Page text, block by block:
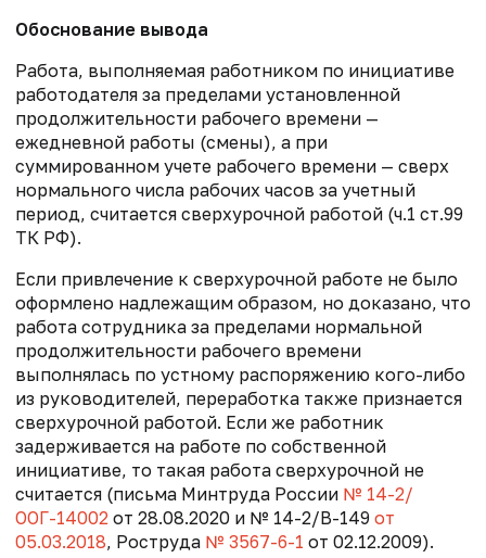
Обоснование вывода
Работа, выполняемая работником по инициативе
работодателя за пределами установленной
продолжительности рабочего времени —
ежедневной работы (смены), а при
суммированном учете рабочего времени — сверх
нормального числа рабочих часов за учетный
период, считается сверхурочной работой (ч.1 ст.99
ТК РФ).
Если привлечение к сверхурочной работе не было
оформлено надлежащим образом, но доказано, что
работа сотрудника за пределами нормальной
продолжительности рабочего времени
выполнялась по устному распоряжению кого-либо
из руководителей, переработка также признается
сверхурочной работой. Если же работник
задерживается на работе по собственной
инициативе, то такая работа сверхурочной не
считается (письма Минтруда России № 14-2/
ООГ-14002 от 28.08.2020 и № 14-2/В-149 от
05.03.2018, Роструда № 3567-6-1 от 02.12.2009).